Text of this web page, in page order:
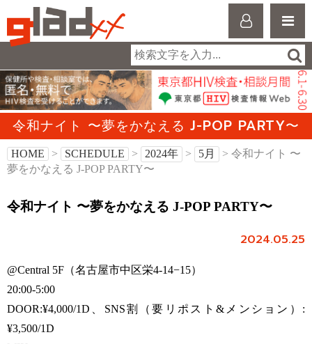
令和ナイト 〜夢をかなえる J-POP PARTY〜
HOME > SCHEDULE > 2024年 > 5月
> 令和ナイト 〜
夢をかなえる J-POP PARTY〜
令和ナイト 〜夢をかなえる J-POP PARTY〜
2024.05.25
@Central 5F（名古屋市中区栄4-14−15）
20:00-5:00
DOOR:¥4,000/1D、SNS割（要リポスト&メンション）:
¥3,500/1D